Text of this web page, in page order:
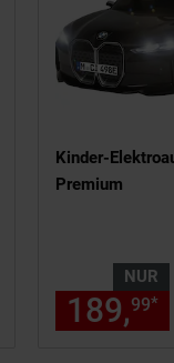
Details
Kinder-
Premium
NUR
189,99*